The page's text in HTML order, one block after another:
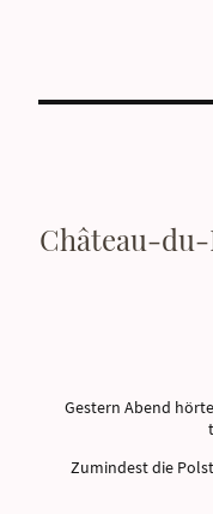
Château-
Gestern Abend
Zumindest die